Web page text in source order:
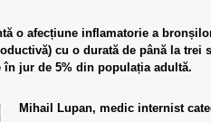
o afecțiune inflamatorie a
cu o durată de până la
jur de 5% din populația adultă.
Mihail Lupan, medic internist